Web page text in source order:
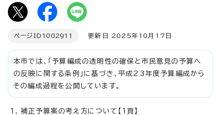
ページID 1002911 更新日 2025年10月17日
本市では、「予算編成の透明性の確保と市民意見の予算へ
の反映に関する条例」に基づき、平成23年度予算編成から
その編成過程を公開しています。
補正予算案の考え方について【1頁】